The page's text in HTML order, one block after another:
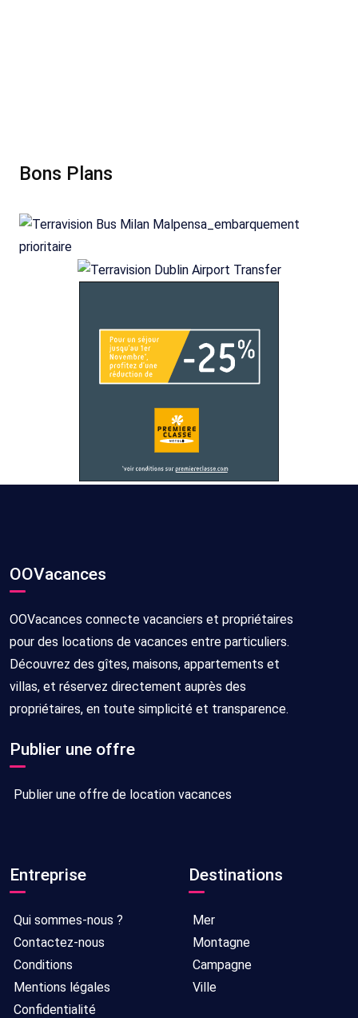
Bons Plans
OOVacances
OOVacances connecte vacanciers et propriétaires
pour des locations de vacances entre particuliers.
Découvrez des gîtes, maisons, appartements et
villas, et réservez directement auprès des
propriétaires, en toute simplicité et transparence.
Publier une offre
Publier une offre de location vacances
Entreprise
Qui sommes-nous ?
Contactez-nous
Conditions
Mentions légales
Confidentialité
Destinations
Mer
Montagne
Campagne
Ville